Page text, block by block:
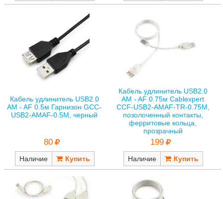
Кабель удлинитель USB2.0
AM - AF 0.5м Гарнизон GCC-
USB2-AMAF-0.5M, черный
80
Наличие
Кабель удлинитель USB2.0
AM - AF 0.75м Cablexpert
CCF-USB2-AMAF-TR-0.75M,
позолоченный контакты,
ферритовые кольца,
прозрачный
199
Наличие